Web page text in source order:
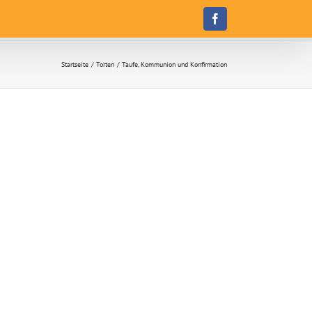
Facebook
Startseite Torten Taufe, Kommunion und Konfirmation